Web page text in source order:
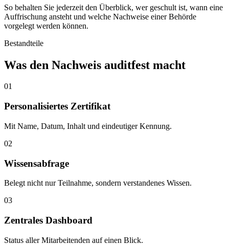
So behalten Sie jederzeit den Überblick, wer geschult ist, wann eine
Auffrischung ansteht und welche Nachweise einer Behörde
vorgelegt werden können.
Bestandteile
Was den Nachweis auditfest macht
01
Personalisiertes Zertifikat
Mit Name, Datum, Inhalt und eindeutiger Kennung.
02
Wissensabfrage
Belegt nicht nur Teilnahme, sondern verstandenes Wissen.
03
Zentrales Dashboard
Status aller Mitarbeitenden auf einen Blick.